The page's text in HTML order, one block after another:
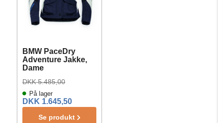
BMW PaceDry
Adventure Jakke,
Dame
På lager
DKK 5.485,00
DKK 1.645,50
Se produkt